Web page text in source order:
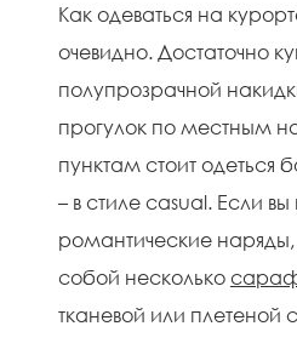
Как одеваться на
очевидно. Достаточно
полупрозрачной
прогулок по местным
пунктам стоит одеться
– в стиле casual. Если
романтические наряды,
собой несколько
тканевой или плетеной